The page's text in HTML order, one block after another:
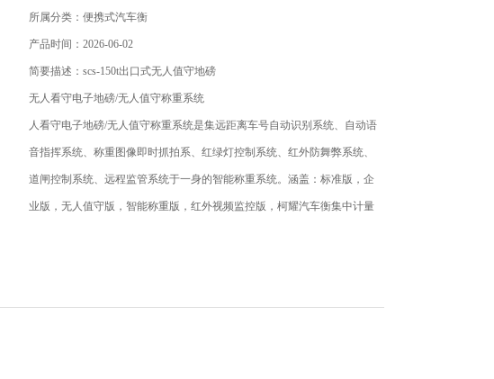
所属分类：便携式汽车衡
产品时间：2026-06-02
简要描述：scs-150t出口式无人值守地磅
无人看守电子地磅/无人值守称重系统
人看守电子地磅/无人值守称重系统是集远距离车号自动识别系统、自动语
音指挥系统、称重图像即时抓拍系、红绿灯控制系统、红外防舞弊系统、
道闸控制系统、远程监管系统于一身的智能称重系统。涵盖：标准版，企
业版，无人值守版，智能称重版，红外视频监控版，柯耀汽车衡集中计量